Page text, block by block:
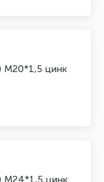
М20*1,5 цинк
М24*1,5 цинк